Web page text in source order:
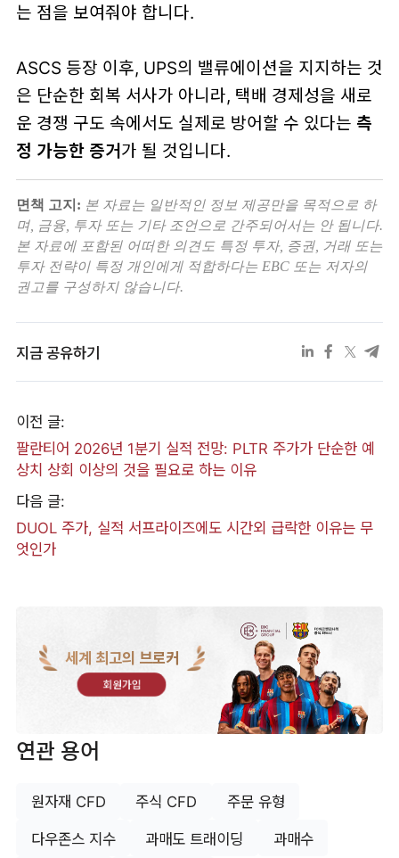
는 점을 보여줘야 합니다.
ASCS 등장 이후, UPS의 밸류에이션을 지지하는 것
은 단순한 회복 서사가 아니라, 택배 경제성을 새로
운 경쟁 구도 속에서도 실제로 방어할 수 있다는 측
정 가능한 증거가 될 것입니다.
면책 고지: 본 자료는 일반적인 정보 제공만을 목적으로 하
며, 금융, 투자 또는 기타 조언으로 간주되어서는 안 됩니다.
본 자료에 포함된 어떠한 의견도 특정 투자, 증권, 거래 또는
투자 전략이 특정 개인에게 적합하다는 EBC 또는 저자의
권고를 구성하지 않습니다.
지금 공유하기
이전 글:
팔란티어 2026년 1분기 실적 전망: PLTR 주가가 단순한 예
상치 상회 이상의 것을 필요로 하는 이유
다음 글:
DUOL 주가, 실적 서프라이즈에도 시간외 급락한 이유는 무
엇인가
세계 최고의 브로커
회원가입
연관 용어
원자재 CFD 주식 CFD 주문 유형
다우존스 지수 과매도 트래이딩 과매수